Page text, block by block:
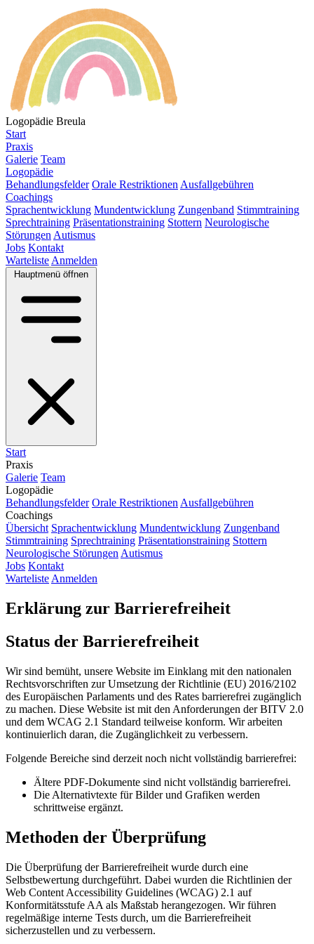
Logopädie Breula
Start
Praxis
Galerie Team
Logopädie
Behandlungsfelder Orale Restriktionen Ausfallgebühren
Coachings
Sprachentwicklung Mundentwicklung Zungenband Stimmtraining
Sprechtraining Präsentationstraining Stottern Neurologische
Störungen Autismus
Jobs Kontakt
Warteliste Anmelden
Hauptmenü öffnen
Start
Praxis
Galerie Team
Logopädie
Behandlungsfelder Orale Restriktionen Ausfallgebühren
Coachings
Übersicht Sprachentwicklung Mundentwicklung Zungenband
Stimmtraining Sprechtraining Präsentationstraining Stottern
Neurologische Störungen Autismus
Jobs Kontakt
Warteliste Anmelden
Erklärung zur Barrierefreiheit
Status der Barrierefreiheit
Wir sind bemüht, unsere Website im Einklang mit den nationalen
Rechtsvorschriften zur Umsetzung der Richtlinie (EU) 2016/2102
des Europäischen Parlaments und des Rates barrierefrei zugänglich
zu machen. Diese Website ist mit den Anforderungen der BITV 2.0
und dem WCAG 2.1 Standard teilweise konform. Wir arbeiten
kontinuierlich daran, die Zugänglichkeit zu verbessern.
Folgende Bereiche sind derzeit noch nicht vollständig barrierefrei:
Ältere PDF-Dokumente sind nicht vollständig barrierefrei.
Die Alternativtexte für Bilder und Grafiken werden
schrittweise ergänzt.
Methoden der Überprüfung
Die Überprüfung der Barrierefreiheit wurde durch eine
Selbstbewertung durchgeführt. Dabei wurden die Richtlinien der
Web Content Accessibility Guidelines (WCAG) 2.1 auf
Konformitätsstufe AA als Maßstab herangezogen. Wir führen
regelmäßige interne Tests durch, um die Barrierefreiheit
sicherzustellen und zu verbessern.